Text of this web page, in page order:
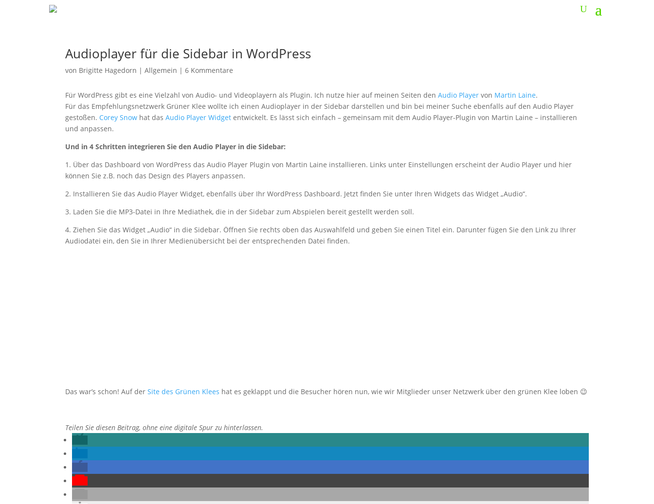
Audioplayer für die Sidebar in WordPress
von Brigitte Hagedorn |Allgemein |6 Kommentare
Für WordPress gibt es eine Vielzahl von Audio- und Videoplayern als Plugin. Ich nutze hier auf meinen Seiten denAudio Player von Martin Laine.
Für das Empfehlungsnetzwerk Grüner Klee wollte ich einen Audioplayer in der Sidebar darstellen und bin bei meiner Suche ebenfalls auf den Audio Player
gestoßen. Corey Snow hat dasAudio Player Widget entwickelt. Es lässt sich einfach – gemeinsam mit dem Audio Player-Plugin von Martin Laine – installieren
und anpassen.
Und in 4 Schritten integrieren Sie den Audio Player in die Sidebar:
1. Über das Dashboard von WordPress das Audio Player Plugin von Martin Laine installieren. Links unter Einstellungen erscheint der Audio Player und hier
können Sie z.B. noch das Design des Players anpassen.
2. Installieren Sie das Audio Player Widget, ebenfalls über Ihr WordPress Dashboard. Jetzt finden Sie unter Ihren Widgets das Widget „Audio“.
3. Laden Sie die MP3-Datei in Ihre Mediathek, die in der Sidebar zum Abspielen bereit gestellt werden soll.
4. Ziehen Sie das Widget „Audio“ in die Sidebar. Öffnen Sie rechts oben das Auswahlfeld und geben Sie einen Titel ein. Darunter fügen Sie den Link zu Ihrer
Audiodatei ein, den Sie in Ihrer Medienübersicht bei der entsprechenden Datei finden.
Das war’s schon! Auf derSite des Grünen Klees hat es geklappt und die Besucher hören nun, wie wir Mitglieder unser Netzwerk über den grünen Klee loben 😉
Teilen Sie diesen Beitrag, ohne eine digitale Spur zu hinterlassen.